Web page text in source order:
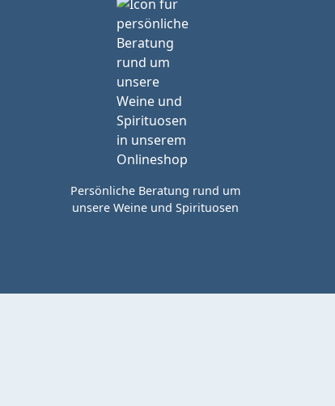
Persönliche Beratung rund um
unsere Weine und Spirituosen